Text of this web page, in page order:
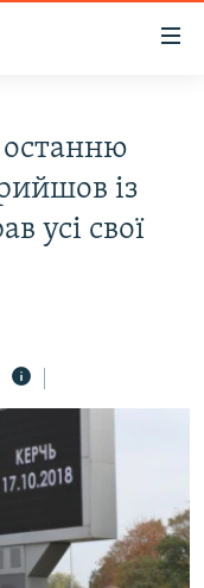
останню
із
усі свої